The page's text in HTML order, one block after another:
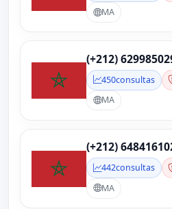
MA
(+212)
450consultas
MA
(+212)
442consultas
MA